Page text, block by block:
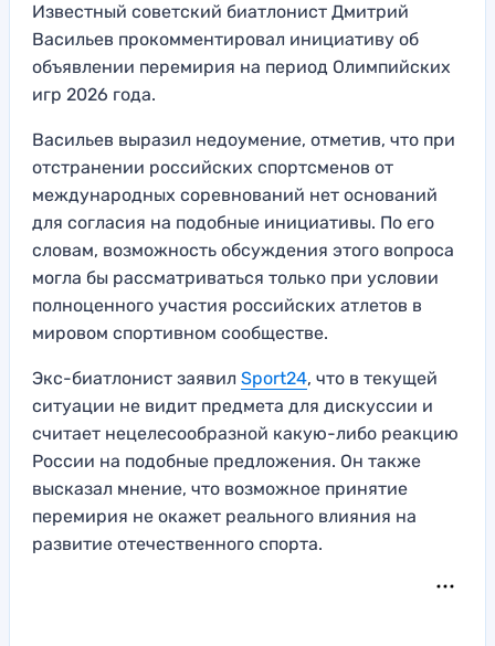
Известный советский биатлонист Дмитрий
Васильев прокомментировал инициативу об
объявлении перемирия на период Олимпийских
игр 2026 года.
Васильев выразил недоумение, отметив, что при
отстранении российских спортсменов от
международных соревнований нет оснований
для согласия на подобные инициативы. По его
словам, возможность обсуждения этого вопроса
могла бы рассматриваться только при условии
полноценного участия российских атлетов в
мировом спортивном сообществе.
Экс-биатлонист заявил Sport24, что в текущей
ситуации не видит предмета для дискуссии и
считает нецелесообразной какую-либо реакцию
России на подобные предложения. Он также
высказал мнение, что возможное принятие
перемирия не окажет реального влияния на
развитие отечественного спорта.